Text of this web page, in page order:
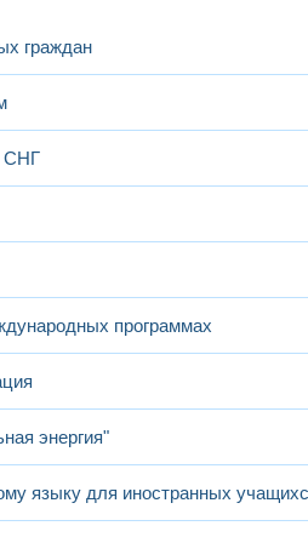
граждан
СНГ
программах
энергия"
языку для иностранных